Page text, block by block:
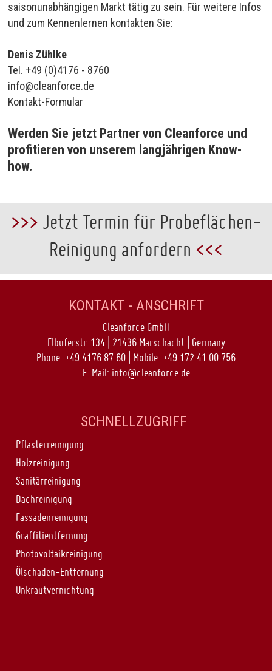
saisonunabhängigen Markt tätig zu sein. Für weitere Infos
und zum Kennenlernen kontakten Sie:
Denis Zühlke
Tel. +49 (0)4176 - 8760
info@cleanforce.de
Kontakt-Formular
Werden Sie jetzt Partner von Cleanforce und
profitieren von unserem langjährigen Know-
how.
>>> Jetzt Termin für Probeflächen-
Reinigung anfordern <<<
KONTAKT - ANSCHRIFT
Cleanforce GmbH
Elbuferstr. 134 | 21436 Marschacht | Germany
Phone: +49 4176 87 60 | Mobile: +49 172 41 00 756
E-Mail: info@cleanforce.de
SCHNELLZUGRIFF
Pflasterreinigung
Holzreinigung
Sanitärreinigung
Dachreinigung
Fassadenreinigung
Graffitientfernung
Photovoltaikreinigung
Ölschaden-Entfernung
Unkrautvernichtung